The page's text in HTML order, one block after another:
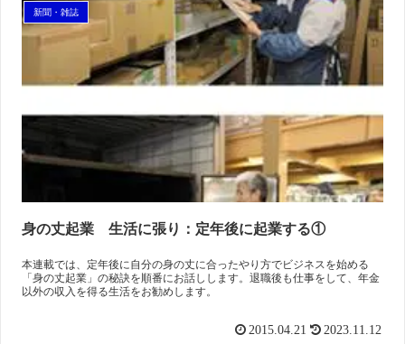
新聞・雑誌
身の丈起業 生活に張り：定年後に起業する①
本連載では、定年後に自分の身の丈に合ったやり方でビジネスを始める
「身の丈起業」の秘訣を順番にお話しします。退職後も仕事をして、年金
以外の収入を得る生活をお勧めします。
2015.04.21 2023.11.12